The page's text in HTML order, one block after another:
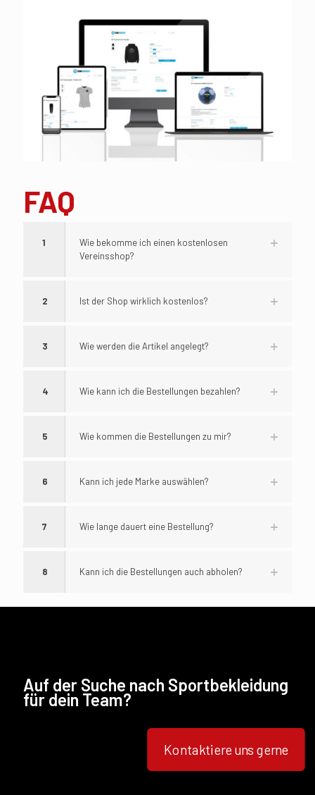
FAQ
1
Wie bekomme ich einen kostenlosen
Vereinsshop?
2 Ist der Shop wirklich kostenlos?
3 Wie werden die Artikel angelegt?
4 Wie kann ich die Bestellungen bezahlen?
5 Wie kommen die Bestellungen zu mir?
6 Kann ich jede Marke auswählen?
7 Wie lange dauert eine Bestellung?
8 Kann ich die Bestellungen auch abholen?
Auf der Suche nach Sportbekleidung
für dein Team?
Kontaktiere uns gerne